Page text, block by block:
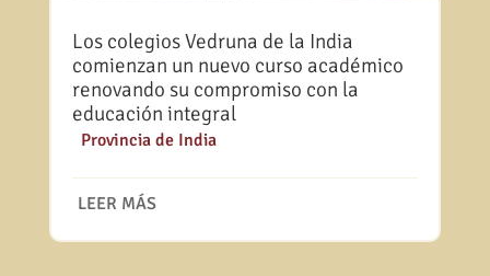
Los colegios Vedruna de la India
comienzan un nuevo curso académico
renovando su compromiso con la
educación integral
Provincia de India
LEER MÁS